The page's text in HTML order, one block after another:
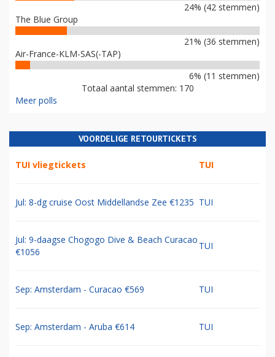
24% (42 stemmen)
The Blue Group
21% (36 stemmen)
Air-France-KLM-SAS(-TAP)
6% (11 stemmen)
Totaal aantal stemmen: 170
Meer polls
VOORDELIGE RETOURTICKETS
TUI vliegtickets TUI
Jul: 8-dg cruise Oost Middellandse Zee €1235 TUI
Jul: 9-daagse Chogogo Dive & Beach Curacao
€1056
TUI
Sep: Amsterdam - Curacao €569 TUI
Sep: Amsterdam - Aruba €614 TUI